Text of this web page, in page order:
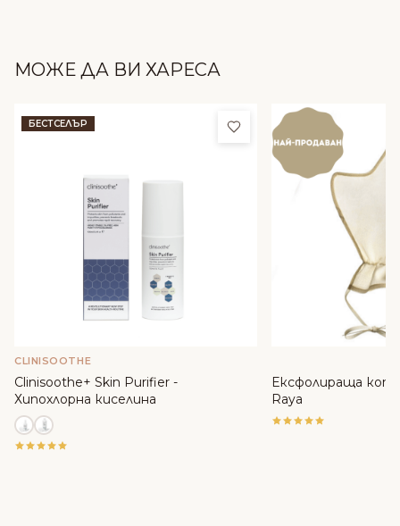
МОЖЕ ДА ВИ ХАРЕСА
БЕСТСЕЛЪР Добави в любими
CLINISOOTHE
Clinisoothe+ Skin Purifier -
Хипохлорна киселина
Ексфолираща
Raya